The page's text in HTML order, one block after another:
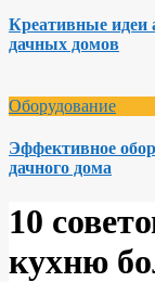
Креативные идеи
дачных домов
Оборудование
Эффективное
дачного дома
10
кухню